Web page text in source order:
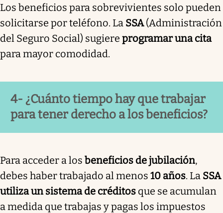
Los beneficios para sobrevivientes solo pueden
solicitarse por teléfono. La SSA(Administración
del Seguro Social) sugiere programar una cita
para mayor comodidad.
4- ¿Cuánto tiempo hay que trabajar
para tener derecho a los beneficios?
Para acceder a los beneficios de jubilación,
debes haber trabajado al menos 10 años. La SSA
utiliza un sistema de créditos que se acumulan
a medida que trabajas y pagas los impuestos